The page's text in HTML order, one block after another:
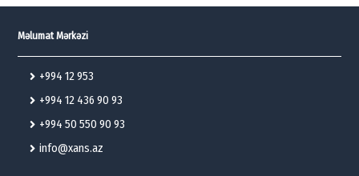
Məlumat Mərkəzi
+994 12 953
+994 12 436 90 93
+994 50 550 90 93
info@xans.az